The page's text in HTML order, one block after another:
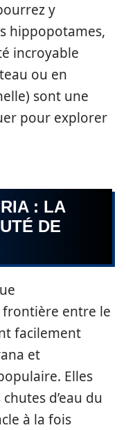
y
hippopotames,
incroyable
ou en
sont une
pour explorer
: LA
DE
entre le
facilement
et
Elles
d’eau du
à la fois